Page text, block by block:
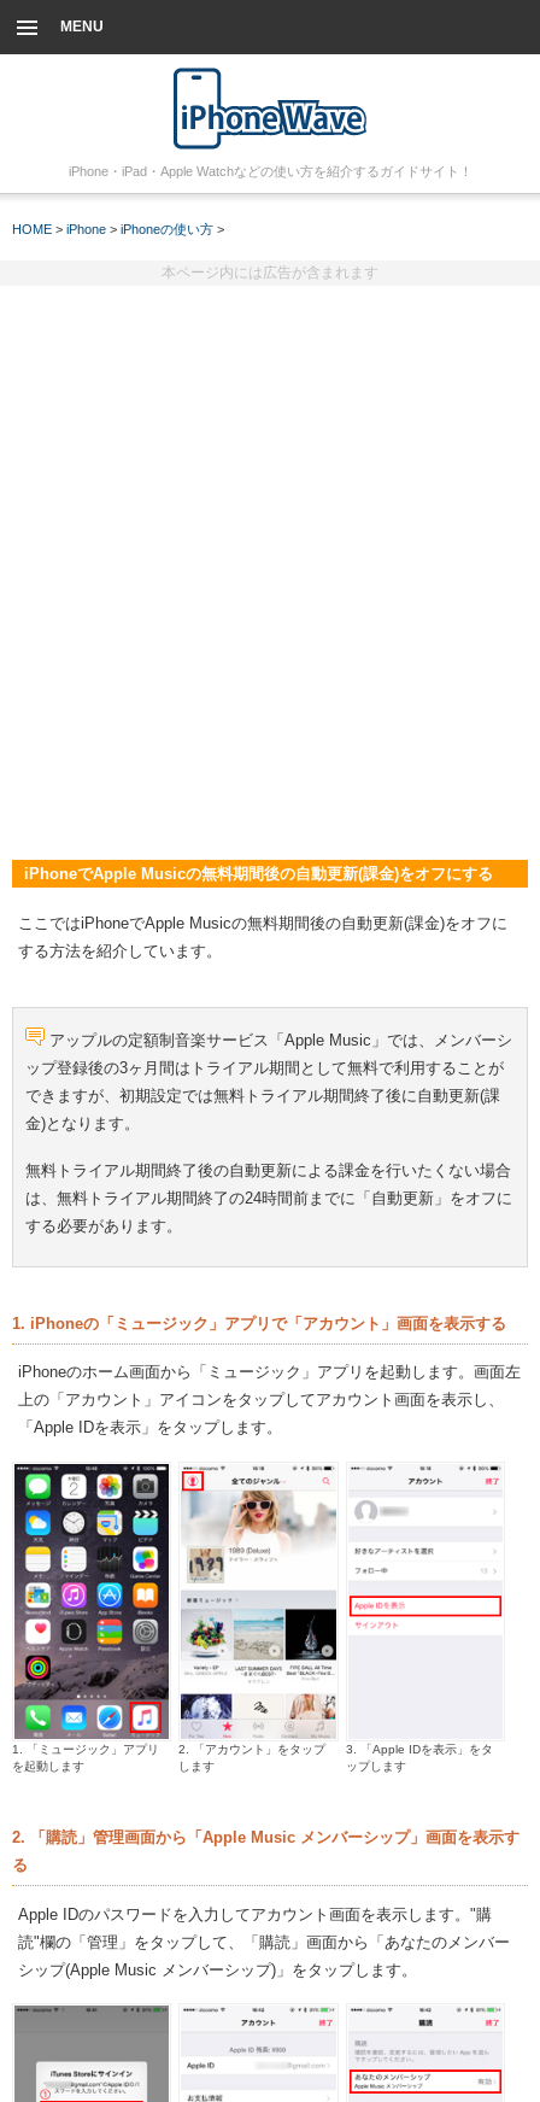
MENU
iPhone・iPad・Apple Watchなどの使い方を紹介するガイドサイト！
HOME > iPhone > iPhoneの使い方 >
本ページ内には広告が含まれます
iPhoneでApple Musicの無料期間後の自動更新(課金)をオフにする
ここではiPhoneでApple Musicの無料期間後の自動更新(課金)をオフに
する方法を紹介しています。
アップルの定額制音楽サービス「Apple Music」では、メンバーシ
ップ登録後の3ヶ月間はトライアル期間として無料で利用することが
できますが、初期設定では無料トライアル期間終了後に自動更新(課
金)となります。
無料トライアル期間終了後の自動更新による課金を行いたくない場合
は、無料トライアル期間終了の24時間前までに「自動更新」をオフに
する必要があります。
1. iPhoneの「ミュージック」アプリで「アカウント」画面を表示する
iPhoneのホーム画面から「ミュージック」アプリを起動します。画面左
上の「アカウント」アイコンをタップしてアカウント画面を表示し、
「Apple IDを表示」をタップします。
1. 「ミュージック」アプリ
を起動します
2. 「アカウント」をタップ
します
3. 「Apple IDを表示」をタ
ップします
2. 「購読」管理画面から「Apple Music メンバーシップ」画面を表示す
る
Apple IDのパスワードを入力してアカウント画面を表示します。"購
読"欄の「管理」をタップして、「購読」画面から「あなたのメンバー
シップ(Apple Music メンバーシップ)」をタップします。